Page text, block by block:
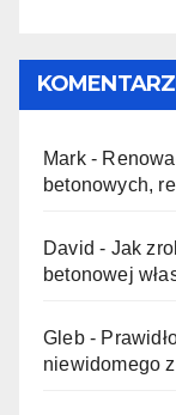
Mark-
betonowych,
David - Jak
betonowej
Gleb-
niewidomego